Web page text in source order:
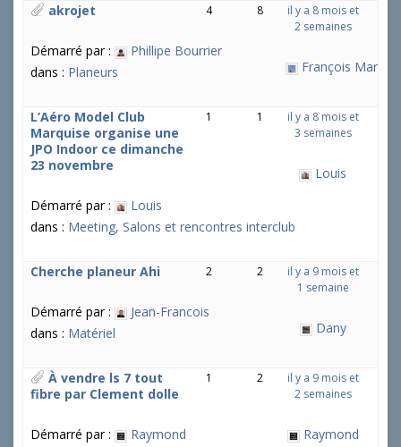
akrojet
Démarré par :
Phillipe Bourrier
dans : Planeurs
4 8
il y a 8 mois et
2 semaines
François Martin
L’Aéro Model Club
Marquise organise une
JPO Indoor ce dimanche
23 novembre
Démarré par :
Louis
dans : Meeting, Salons et rencontres interclub
1 1
il y a 8 mois et
3 semaines
Louis
Cherche planeur Ahi
Démarré par :
Jean-Francois
dans : Matériel
2 2
il y a 9 mois et
1 semaine
Dany
À vendre ls 7 tout
fibre par Clement dolle
Démarré par :
Raymond
1 2
il y a 9 mois et
2 semaines
Raymond